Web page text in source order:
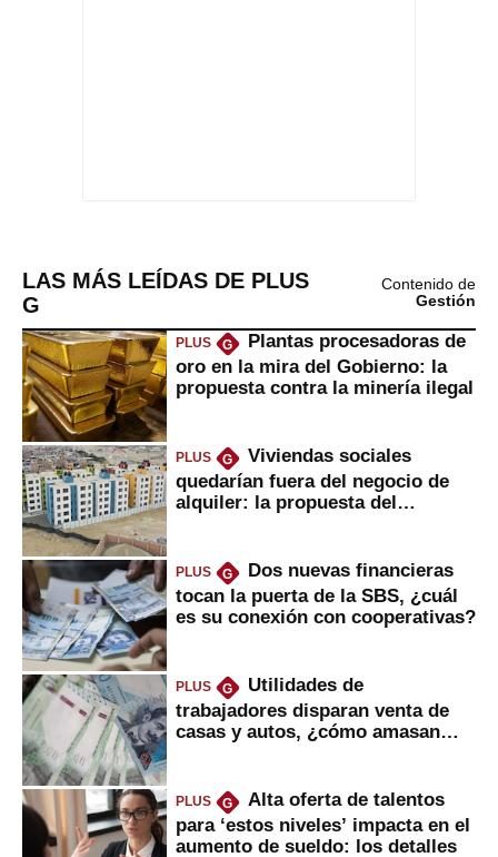
LAS MÁS LEÍDAS DE PLUS
G
Contenido de
Gestión
PLUS G
Plantas procesadoras de
oro en la mira del Gobierno: la
propuesta contra la minería ilegal
PLUS G
Viviendas sociales
quedarían fuera del negocio de
alquiler: la propuesta del
PLUS G
Dos nuevas financieras
tocan la puerta de la SBS, ¿cuál
es su conexión con cooperativas?
PLUS G
Utilidades de
trabajadores disparan venta de
casas y autos, ¿cómo amasan
PLUS G
Alta oferta de talentos
para ‘estos niveles’ impacta en el
aumento de sueldo: los detalles